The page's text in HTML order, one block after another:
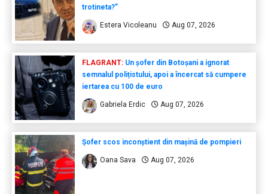
trotineta?”
Estera Vicoleanu Aug 07, 2026
FLAGRANT: Un șofer din Botoșani a ignorat
semnalul polițistului, apoi a încercat să cumpere
iertarea cu 100 de euro
Gabriela Erdic Aug 07, 2026
Șofer scos inconștient din mașină de pompieri
Oana Sava Aug 07, 2026